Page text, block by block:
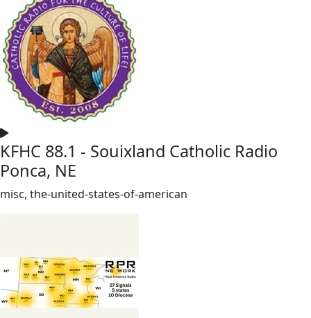
KFHC 88.1 - Souixland Catholic Radio
Ponca, NE
misc, the-united-states-of-american